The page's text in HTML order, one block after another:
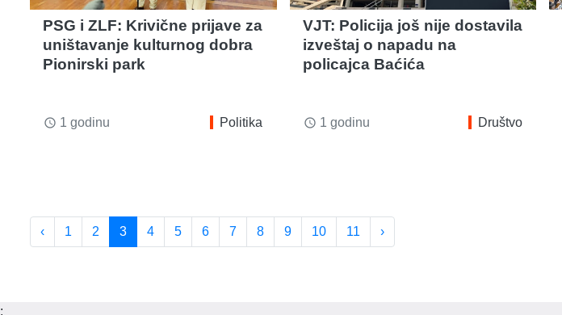
PSG i ZLF: Krivične prijave za
uništavanje kulturnog dobra
Pionirski park
access_time 1 godinu Politika
VJT: Policija još nije dostavila
izveštaj o napadu na
policajca Baćića
access_time 1 godinu Društvo
‹ 1 2 3 4 5 6 7 8 9 10 11 ›
;